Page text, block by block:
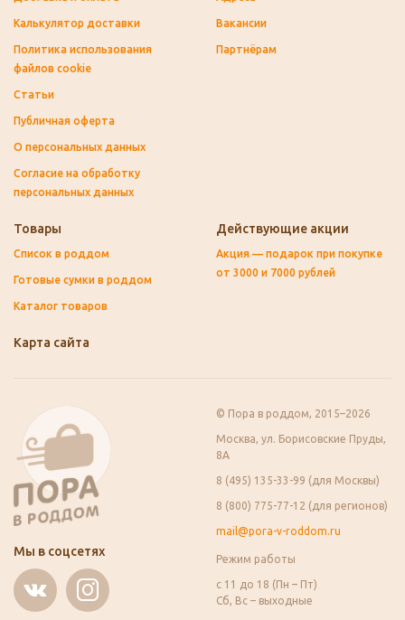
Калькулятор доставки
Политика использования
файлов cookie
Статьи
Публичная оферта
О персональных данных
Согласие на обработку
персональных данных
Вакансии
Партнёрам
Товары
Список в роддом
Готовые сумки в роддом
Каталог товаров
Действующие акции
Акция — подарок при покупке
от 3000 и 7000 рублей
Карта сайта
Мы в соцсетях
© Пора в роддом, 2015–2026
Москва, ул. Борисовские Пруды,
8А
8 (495) 135-33-99 (для Москвы)
8 (800) 775-77-12 (для регионов)
mail@pora-v-roddom.ru
Режим работы
с 11 до 18 (Пн – Пт)
Сб, Вс – выходные